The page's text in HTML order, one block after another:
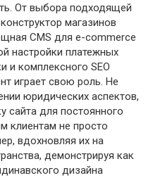
От выбора подходящей
магазинов
CMS для e-commerce
настройки платежных
и комплексного SEO
играет свою роль. Не
юридических аспектов,
сайта для постоянного
клиентам не просто
вдохновляя их на
демонстрируя как
дизайна